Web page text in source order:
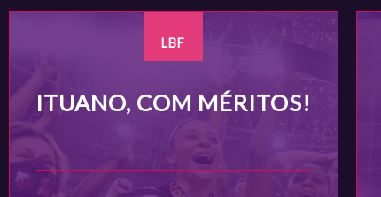
LBF
ITUANO, COM MÉRITOS!